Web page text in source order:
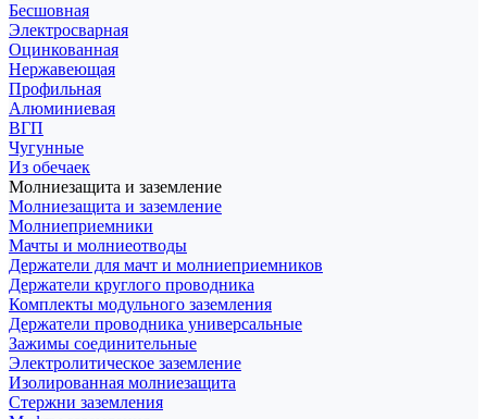
Бесшовная
Электросварная
Оцинкованная
Нержавеющая
Профильная
Алюминиевая
ВГП
Чугунные
Из обечаек
Молниезащита и заземление
Молниезащита и заземление
Молниеприемники
Мачты и молниеотводы
Держатели для мачт и молниеприемников
Держатели круглого проводника
Комплекты модульного заземления
Держатели проводника универсальные
Зажимы соединительные
Электролитическое заземление
Изолированная молниезащита
Стержни заземления